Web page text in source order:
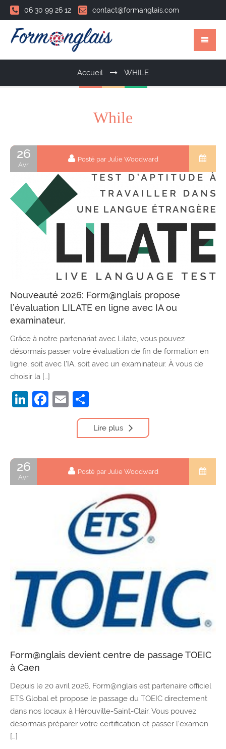
06 30 99 26 12 contact@formanglais.com
Accueil WHILE
While
26
Avr
Posté par Julie Woodward
Nouveauté 2026: Form@nglais propose
l’évaluation LILATE en ligne avec IA ou
examinateur.
Grâce à notre partenariat avec Lilate, vous pouvez
désormais passer votre évaluation de fin de formation en
ligne, soit avec l’IA, soit avec un examinateur. À vous de
choisir la […]
LinkedIn
Facebook
Email
Lire plus
26
Avr
Posté par Julie Woodward
Form@nglais devient centre de passage TOEIC
à Caen
Depuis le 20 avril 2026, Form@nglais est partenaire officiel
ETS Global et propose le passage du TOEIC directement
dans nos locaux à Hérouville-Saint-Clair. Vous pouvez
désormais préparer votre certification et passer l’examen
[…]